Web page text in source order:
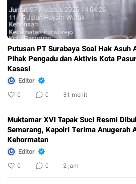
Putusan PT Surabaya Soal Hak Asuh
Pihak Pengadu dan Aktivis Kota
Kasasi
Editor
0 0 31 menit
Muktamar XVI Tapak Suci Resmi
Semarang, Kapolri Terima Anugerah
Kehormatan
Editor
0 0 2 jam